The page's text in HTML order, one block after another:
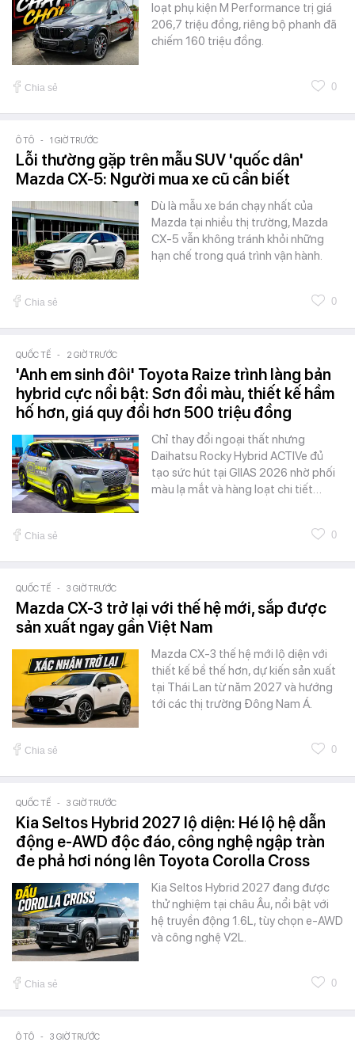
loạt phụ kiện M Performance trị giá
206,7 triệu đồng, riêng bộ phanh đã
chiếm 160 triệu đồng.
Chia sẻ 0
Ô TÔ - 1 GIỜ TRƯỚC
Lỗi thường gặp trên mẫu SUV 'quốc dân'
Mazda CX-5: Người mua xe cũ cần biết
Dù là mẫu xe bán chạy nhất của
Mazda tại nhiều thị trường, Mazda
CX-5 vẫn không tránh khỏi những
hạn chế trong quá trình vận hành.
Chia sẻ 0
QUỐC TẾ - 2 GIỜ TRƯỚC
'Anh em sinh đôi' Toyota Raize trình làng bản
hybrid cực nổi bật: Sơn đổi màu, thiết kế hầm
hố hơn, giá quy đổi hơn 500 triệu đồng
Chỉ thay đổi ngoại thất nhưng
Daihatsu Rocky Hybrid ACTIVe đủ
tạo sức hút tại GIIAS 2026 nhờ phối
màu lạ mắt và hàng loạt chi tiết…
Chia sẻ 0
QUỐC TẾ - 3 GIỜ TRƯỚC
Mazda CX-3 trở lại với thế hệ mới, sắp được
sản xuất ngay gần Việt Nam
Mazda CX-3 thế hệ mới lộ diện với
thiết kế bề thế hơn, dự kiến sản xuất
tại Thái Lan từ năm 2027 và hướng
tới các thị trường Đông Nam Á.
Chia sẻ 0
QUỐC TẾ - 3 GIỜ TRƯỚC
Kia Seltos Hybrid 2027 lộ diện: Hé lộ hệ dẫn
động e-AWD độc đáo, công nghệ ngập tràn
đe phả hơi nóng lên Toyota Corolla Cross
Kia Seltos Hybrid 2027 đang được
thử nghiệm tại châu Âu, nổi bật với
hệ truyền động 1.6L, tùy chọn e-AWD
và công nghệ V2L.
Chia sẻ 0
Ô TÔ - 3 GIỜ TRƯỚC